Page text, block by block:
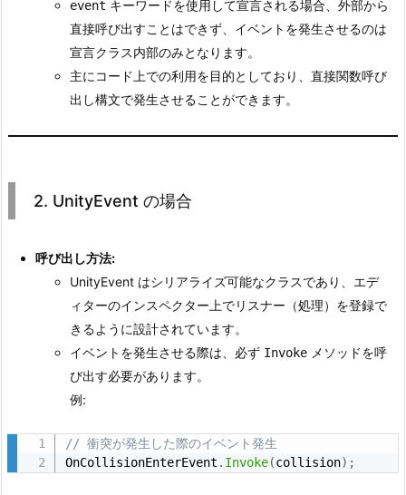
v
3.
3.
event キーワードを使用して宣言される場合、外部から
直接呼び出すことはできず、イベントを発生させるのは
宣言クラス内部のみとなります。
主にコード上での利用を目的としており、直接関数呼び
出し構文で発生させることができます。
2. UnityEvent の場合
呼び出し方法:
UnityEvent はシリアライズ可能なクラスであり、エデ
ィターのインスペクター上でリスナー（処理）を登録で
きるように設計されています。
イベントを発生させる際は、必ず Invoke メソッドを呼
び出す必要があります。
例:
// 衝突が発生した際のイベント発生
OnCollisionEnterEvent . Invoke(collision) ;